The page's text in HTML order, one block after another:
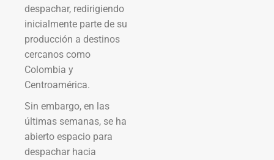
despachar, redirigiendo
inicialmente parte de su
producción a destinos
cercanos como
Colombia y
Centroamérica.
Sin embargo, en las
últimas semanas, se ha
abierto espacio para
despachar hacia